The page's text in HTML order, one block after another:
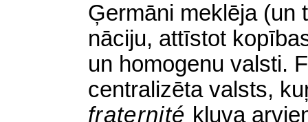
Ģermāni meklēja (un
nāciju, attīstot
un homogenu valsti.
centralizēta valsts,
fraternité kļuva